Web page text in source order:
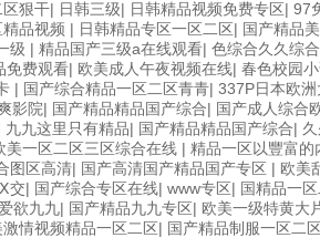
区狠干| 日韩三级| 日韩精品视频免费专区| 97
品视频 | 日韩精品专区一区二区| 国产精品
级 | 精品国产三级a在线观看| 色综合久久综
免费观看| 欧美成人午夜视频在线| 春色校园
| 国产综合精品一区二区青青| 337P日本欧
影院| 国产精品精品国产综合| 国产成人综合
九九这里只有精品| 国产精品精品国产综合|
美一区二区三区综合在线 | 精品一区以豐富的
图区高清| 国产高清国产精品国产专区 | 欧美
交| 国产综合专区在线| www专区| 国精品一
欲九九| 国产精品九九专区| 欧美一级特黄大
激情视频精品一区二区| 国产精品制服一区二